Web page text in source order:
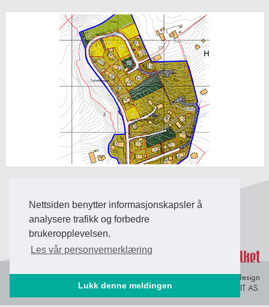
Nettsiden benytter informasjonskapsler å
analysere trafikk og forbedre
brukeropplevelsen.
Les vår personvernerklæring
Lukk denne meldingen
Personvern og
© Copyright 2026 Briefing Fosen.Webdesign
av Lindbak IT AS.
Back to Top